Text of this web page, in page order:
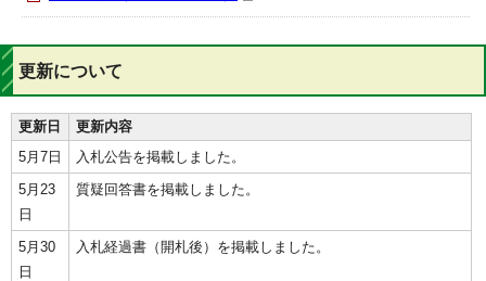
更新について
更新日
更新内容
5月7日
入札公告を掲載しました。
5月23
日
質疑回答書を掲載しました。
5月30
日
入札経過書（開札後）を掲載しました。